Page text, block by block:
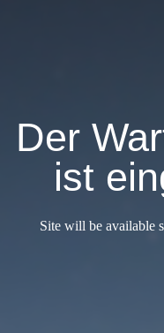
Der
ist
Site will be available